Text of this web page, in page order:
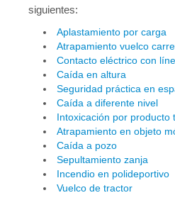
siguientes:
Aplastamiento por carga
Atrapamiento vuelco
Contacto eléctrico con
Caída en altura
Seguridad práctica en
Caída a diferente nivel
Intoxicación por producto
Atrapamiento en objeto
Caída a pozo
Sepultamiento zanja
Incendio en polideportivo
Vuelco de tractor